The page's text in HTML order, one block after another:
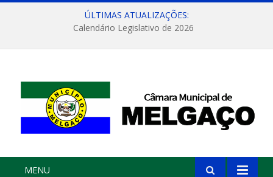
ÚLTIMAS ATUALIZAÇÕES:
Calendário Legislativo de 2026
MENU